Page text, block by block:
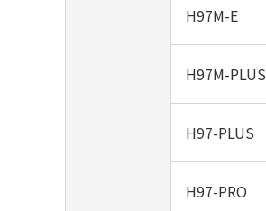
H97M-E
H97M-PLUS
H97-PLUS
H97-PRO